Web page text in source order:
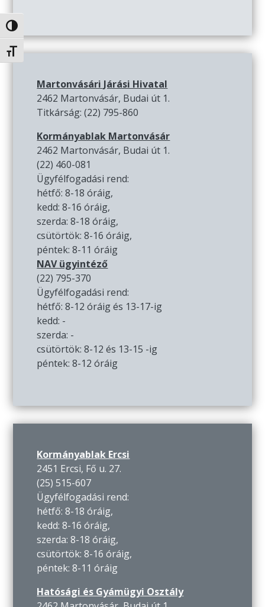
Nagy kontraszt váltása
Betűméret váltása
Martonvásári Járási Hivatal
2462 Martonvásár, Budai út 1.
Titkárság: (22) 795-860
Kormányablak Martonvásár
2462 Martonvásár, Budai út 1.
(22) 460-081
Ügyfélfogadási rend:
hétfő: 8-18 óráig,
kedd: 8-16 óráig,
szerda: 8-18 óráig,
csütörtök: 8-16 óráig,
péntek: 8-11 óráig
NAV ügyintéző
(22) 795-370
Ügyfélfogadási rend:
hétfő: 8-12 óráig és 13-17-ig
kedd: -
szerda: -
csütörtök: 8-12 és 13-15 -ig
péntek: 8-12 óráig
Kormányablak Ercsi
2451 Ercsi, Fő u. 27.
(25) 515-607
Ügyfélfogadási rend:
hétfő: 8-18 óráig,
kedd: 8-16 óráig,
szerda: 8-18 óráig,
csütörtök: 8-16 óráig,
péntek: 8-11 óráig
Hatósági és Gyámügyi Osztály